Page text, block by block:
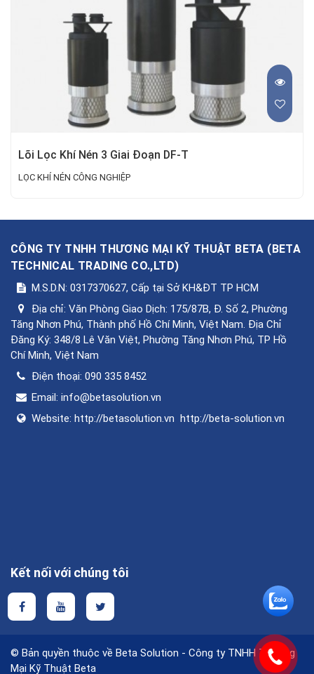
Lõi Lọc Khí Nén 3 Giai Đoạn DF-T
LỌC KHÍ NÉN CÔNG NGHIỆP
CÔNG TY TNHH THƯƠNG MẠI KỸ THUẬT BETA (BETA
TECHNICAL TRADING CO.,LTD)
M.S.D.N: 0317370627, Cấp tại Sở KH&ĐT TP HCM
Địa chỉ: Văn Phòng Giao Dịch: 175/87B, Đ. Số 2, Phường
Tăng Nhơn Phú, Thành phố Hồ Chí Minh, Việt Nam. Địa Chỉ
Đăng Ký: 348/8 Lê Văn Việt, Phường Tăng Nhơn Phú, TP Hồ
Chí Minh, Việt Nam
Điện thoại: 090 335 8452
Email: info@betasolution.vn
Website: http://betasolution.vn http://beta-solution.vn
Kết nối với chúng tôi
© Bản quyền thuộc về Beta Solution - Công ty TNHH Thương
Mại Kỹ Thuật Beta